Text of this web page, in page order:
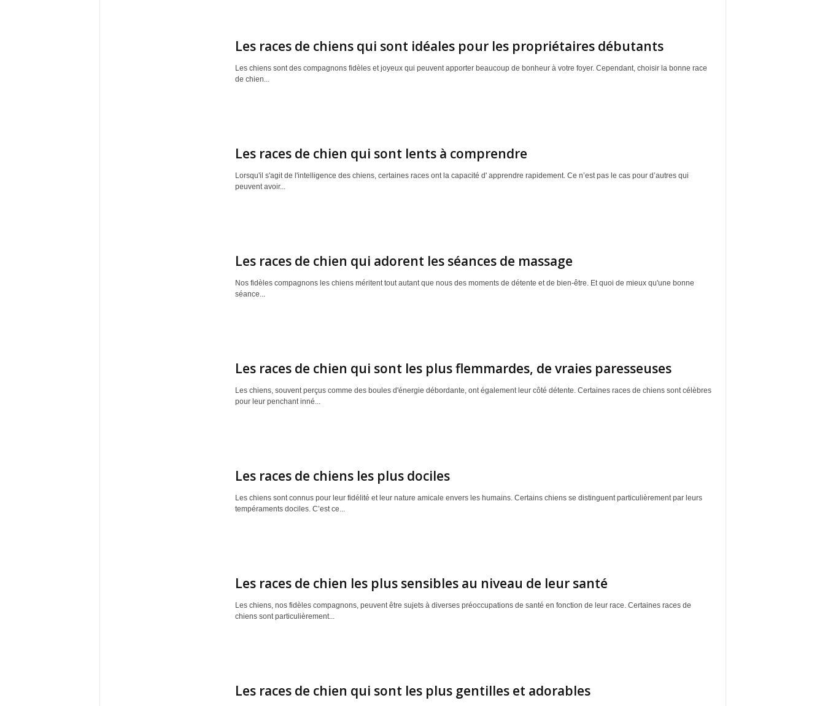
Les races de chiens qui sont idéales pour les propriétaires débutants
Les chiens sont des compagnons fidèles et joyeux qui peuvent apporter beaucoup de bonheur à votre foyer. Cependant, choisir la bonne race
de chien...
Les races de chien qui sont lents à comprendre
Lorsqu'il s'agit de l'intelligence des chiens, certaines races ont la capacité d' apprendre rapidement. Ce n’est pas le cas pour d’autres qui
peuvent avoir...
Les races de chien qui adorent les séances de massage
Nos fidèles compagnons les chiens méritent tout autant que nous des moments de détente et de bien-être. Et quoi de mieux qu'une bonne
séance...
Les races de chien qui sont les plus flemmardes, de vraies paresseuses
Les chiens, souvent perçus comme des boules d'énergie débordante, ont également leur côté détente. Certaines races de chiens sont célèbres
pour leur penchant inné...
Les races de chiens les plus dociles
Les chiens sont connus pour leur fidélité et leur nature amicale envers les humains. Certains chiens se distinguent particulièrement par leurs
tempéraments dociles. C’est ce...
Les races de chien les plus sensibles au niveau de leur santé
Les chiens, nos fidèles compagnons, peuvent être sujets à diverses préoccupations de santé en fonction de leur race. Certaines races de
chiens sont particulièrement...
Les races de chien qui sont les plus gentilles et adorables